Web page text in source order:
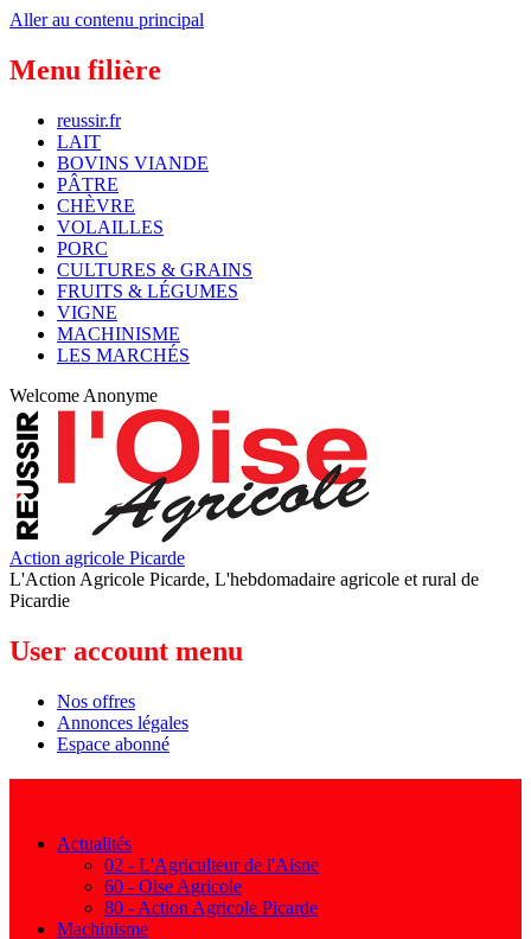
Aller au contenu principal
Menu filière
reussir.fr
LAIT
BOVINS VIANDE
PÂTRE
CHÈVRE
VOLAILLES
PORC
CULTURES & GRAINS
FRUITS & LÉGUMES
VIGNE
MACHINISME
LES MARCHÉS
Welcome Anonyme
Action agricole Picarde
L'Action Agricole Picarde, L'hebdomadaire agricole et rural de
Picardie
User account menu
Nos offres
Annonces légales
Espace abonné
Actualités
02 - L'Agriculteur de l'Aisne
60 - Oise Agricole
80 - Action Agricole Picarde
Machinisme